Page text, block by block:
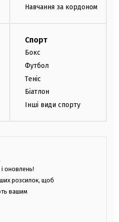
Навчання за кордоном
Спорт
Бокс
Футбол
Теніс
Біатлон
Інші види спорту
і оновлень!
розсилок, щоб
вашим